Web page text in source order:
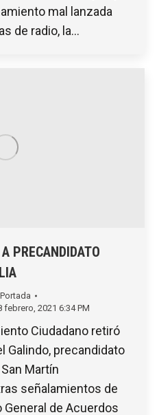
mal lanzada
de radio, la…
PRECANDIDATO
Portada
febrero, 2021 6:34 PM
Ciudadano retiró
Galindo, precandidato
Martín
señalamientos de
de Acuerdos